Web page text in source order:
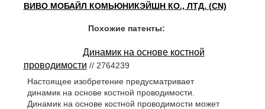
ВИВО МОБАЙЛ КОМЬЮНИКЭЙШН КО., ЛТД. (CN)
Похожие патенты:
Динамик на основе костной
проводимости // 2764239
Настоящее изобретение предусматривает
динамик на основе костной проводимости.
Динамик на основе костной проводимости может